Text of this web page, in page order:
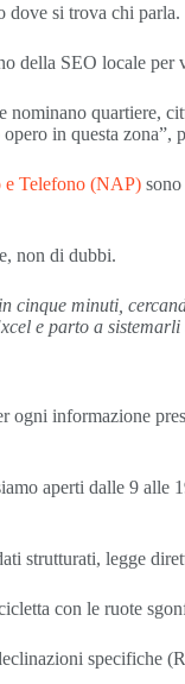
dove si trova chi parla.
della SEO locale per
quartiere,
in questa
Telefono (NAP)
non di dubbi.
minuti,
e parto a
informazione
aperti dalle 9 alle
strutturati, legge
con le ruote
specifiche